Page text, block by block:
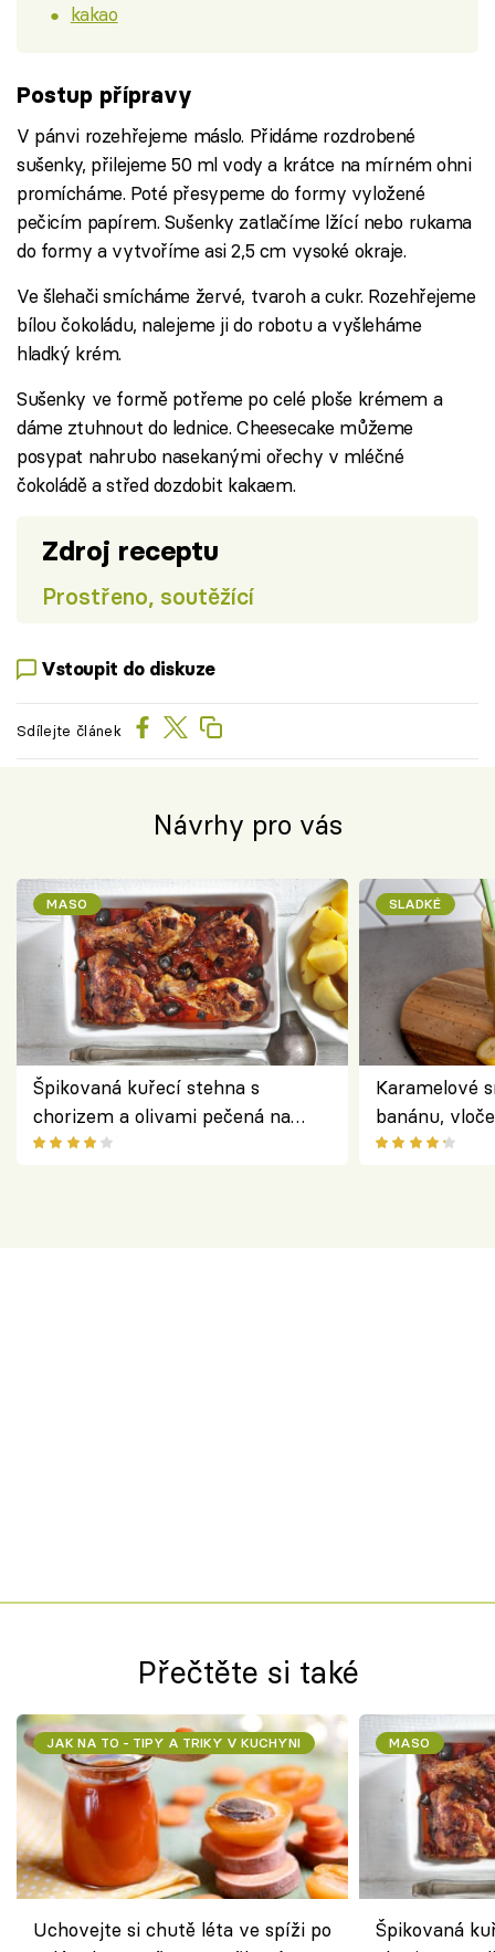
kakao
Postup přípravy
V pánvi rozehřejeme máslo. Přidáme rozdrobené
sušenky, přilejeme 50 ml vody a krátce na mírném ohni
promícháme. Poté přesypeme do formy vyložené
pečicím papírem. Sušenky zatlačíme lžící nebo rukama
do formy a vytvoříme asi 2,5 cm vysoké okraje.
Ve šlehači smícháme žervé, tvaroh a cukr. Rozehřejeme
bílou čokoládu, nalejeme ji do robotu a vyšleháme
hladký krém.
Sušenky ve formě potřeme po celé ploše krémem a
dáme ztuhnout do lednice. Cheesecake můžeme
posypat nahrubo nasekanými ořechy v mléčné
čokoládě a střed dozdobit kakaem.
Zdroj receptu
Prostřeno, soutěžící
Vstoupit do diskuze
Sdílejte článek
Návrhy pro vás
MASO
Špikovaná kuřecí stehna s
chorizem a olivami pečená na
letní zelenině – šťavnaté maso s
SLADKÉ
Karamelové
banánu,
snídaně do
Přečtěte si také
JAK NA TO - TIPY A TRIKY V KUCHYNI
Uchovejte si chutě léta ve spíži po
MASO
Špikovaná